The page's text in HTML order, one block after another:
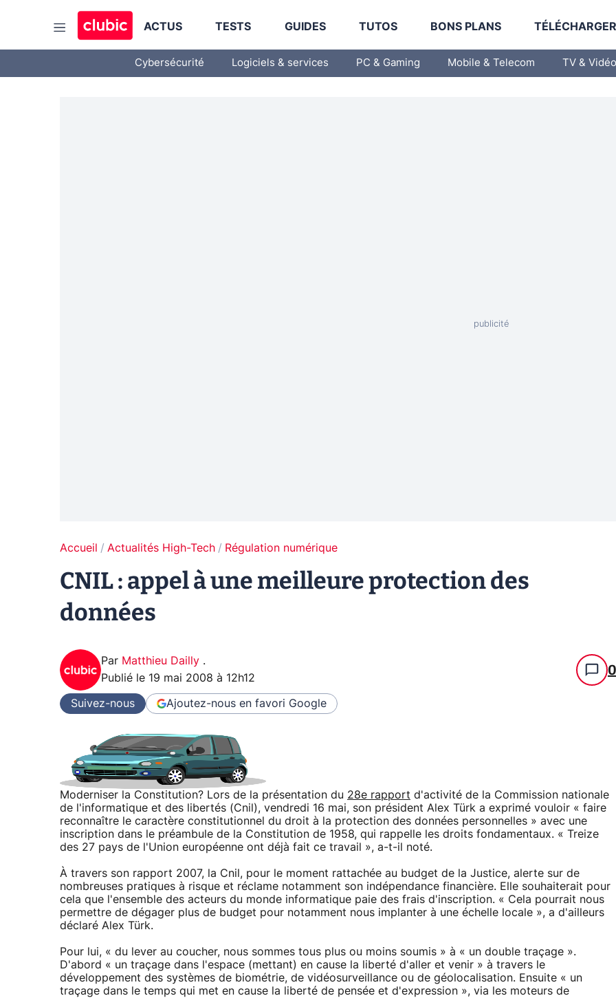
ACTUS TESTS GUIDES TUTOS BONS PLANS
Cybersécurité Logiciels & services PC & Gaming Mobile & Telecom TV & Vidéo
Accueil Actualités High-Tech Régulation numérique
CNIL : appel à une meilleure protection des
données
Par Matthieu Dailly .
Publié le 19 mai 2008 à 12h12 0
Suivez-nous Ajoutez-nous en favori Google
Moderniser la Constitution? Lors de la présentation du 28e rapport d'activité de la Commission nationale
de l'informatique et des libertés (Cnil), vendredi 16 mai, son président Alex Türk a exprimé vouloir « faire
reconnaître le caractère constitutionnel du droit à la protection des données personnelles » avec une
inscription dans le préambule de la Constitution de 1958, qui rappelle les droits fondamentaux. « Treize
des 27 pays de l'Union européenne ont déjà fait ce travail », a-t-il noté.
À travers son rapport 2007, la Cnil, pour le moment rattachée au budget de la Justice, alerte sur de
nombreuses pratiques à risque et réclame notamment son indépendance financière. Elle souhaiterait pour
cela que l'ensemble des acteurs du monde informatique paie des frais d'inscription. « Cela pourrait nous
permettre de dégager plus de budget pour notamment nous implanter à une échelle locale », a d'ailleurs
déclaré Alex Türk.
Pour lui, « du lever au coucher, nous sommes tous plus ou moins soumis » à « un double traçage ».
D'abord « un traçage dans l'espace (mettant) en cause la liberté d'aller et venir » à travers le
développement des systèmes de biométrie, de vidéosurveillance ou de géolocalisation. Ensuite « un
traçage dans le temps qui met en cause la liberté de pensée et d'expression », via les moteurs de